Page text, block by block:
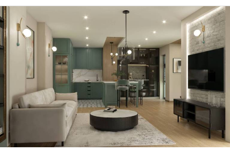
Модерен
интериор
с
класически